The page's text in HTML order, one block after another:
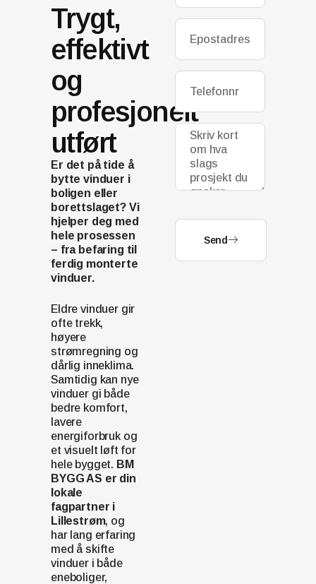
Trygt,
effektivt
og
profesjonelt
utført
Er det på tide å
bytte vinduer i
boligen eller
borettslaget? Vi
hjelper deg med
hele prosessen
– fra befaring til
ferdig monterte
vinduer.
Eldre vinduer gir
ofte trekk,
høyere
strømregning og
dårlig inneklima.
Samtidig kan nye
vinduer gi både
bedre komfort,
lavere
energiforbruk og
et visuelt løft for
hele bygget. BM
BYGG AS er din
lokale
fagpartner i
Lillestrøm, og
har lang erfaring
med å skifte
vinduer i både
eneboliger,
Send